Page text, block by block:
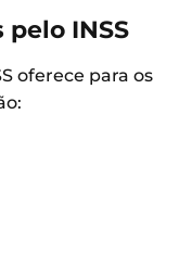
INSS
oferece para os